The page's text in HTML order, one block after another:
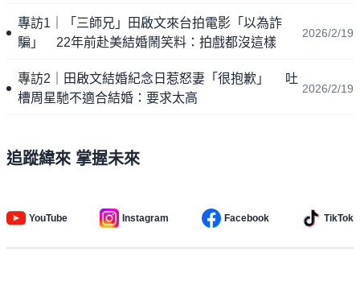
專訪1｜「三師兄」田啟文來台拍電影「以為詐
騙」 22年前赴美結婚鬧笑料：拍戲都沒這樣
2026/2/19
專訪2｜田啟文結婚紀念日惹怒妻「很抱歉」 吐
槽周星馳不適合結婚：要求太高
2026/2/19
追蹤緯來 掌握未來
YouTube Instagram Facebook TikTok